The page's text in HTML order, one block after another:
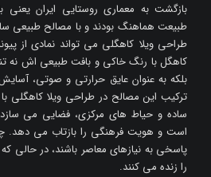
بازگشت به معماری روستایی ایران یعنی
طبیعت هماهنگ بودند و با مصالح طبیعی
طراحی ویلا کاهگلی می تواند نمادی از
کاهگل با رنگ خاکی و بافت طبیعی اش نه
بلکه به عنوان عایق حرارتی و صوتی،
ترکیب این مصالح در طراحی ویلا کاهگلی با
ساده و حیاط های مرکزی، فضایی می
است و هویت فرهنگی را بازتاب می دهد.
پاسخی به نیازهای معاصر باشند، در
را زنده می کنند.